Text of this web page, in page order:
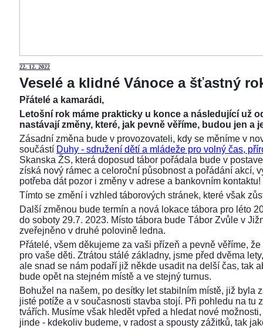
22. 12. 2022
Veselé a klidné Vánoce a šťastný
Přátelé a kamarádi,
Letošní rok máme prakticky u konce a následující už
nastávají změny, které, jak pevně věříme, budou jen a
Zásadní změna bude v provozovateli, kdy se měníme v
součástí Duhy - sdružení dětí a mládeže pro volný čas,
Skanska ŽS, která doposud tábor pořádala bude v
získá nový rámec a celoroční působnost a pořádání akcí,
potřeba dát pozor i změny v adrese a bankovním kontaktu!
Tímto se změní i vzhled táborových stránek, které však
Další změnou bude termín a nová lokace tábora pro léto
do soboty 29.7. 2023. Místo tábora bude Tábor Zvůle v
zveřejněno v druhé polovině ledna.
Přátelé, všem děkujeme za vaši přízeň a pevně věříme,
pro vaše děti. Ztrátou stálé základny, jsme před dvěma
ale snad se nám podaří již někde usadit na delší čas, tak
bude opět na stejném místě a ve stejný turnus.
Bohužel na našem, po desítky let stabilním místě, již byla
jisté potíže a v současnosti stavba stojí. Při pohledu na tu
tvářích. Musíme však hledět vpřed a hledat nové
jinde - kdekoliv budeme, v radost a spousty zážitků, tak